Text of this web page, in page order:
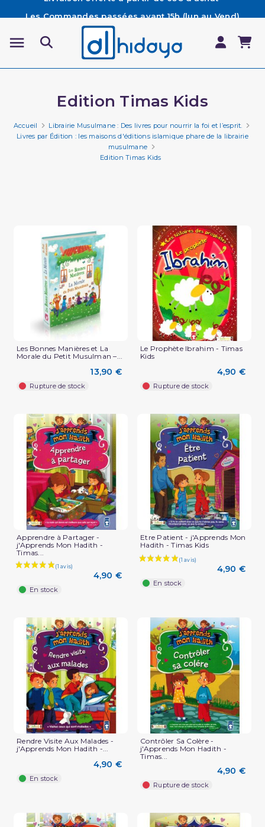
sont préparées et expédiées le jour même
Besoin d'aide ? Retrouvez notre FAQ
Livraison offerte à partir de 65€ d'achat*
Edition Timas Kids
Accueil
Librairie Musulmane : Des livres pour nourrir la foi et l’esprit.
Livres par Édition : les maisons d'éditions islamique phare de la librairie
musulmane
Edition Timas Kids
Les Bonnes Manières et La
Morale du Petit Musulman –...
13,90 €
Rupture de stock
Le Prophète Ibrahim - Timas
Kids
4,90 €
Rupture de stock
Apprendre à Partager -
j'Apprends Mon Hadith -
Timas...
4,90 €
En stock
Etre Patient - j'Apprends Mon
Hadith - Timas Kids
4,90 €
En stock
Rendre Visite Aux Malades -
j'Apprends Mon Hadith -...
4,90 €
En stock
Contrôler Sa Colère -
j'Apprends Mon Hadith -
Timas...
4,90 €
Rupture de stock